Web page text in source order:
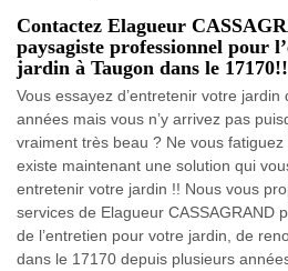
Contactez Elagueur
paysagiste professionnel pour
jardin à Taugon dans le
Vous essayez d’entretenir votre
années mais vous n’y arrivez pas
vraiment très beau ? Ne vous
existe maintenant une solution qui
entretenir votre jardin !! Nous vous
services de Elagueur CASSAGRAND
de l’entretien pour votre jardin, de
dans le 17170 depuis plusieurs